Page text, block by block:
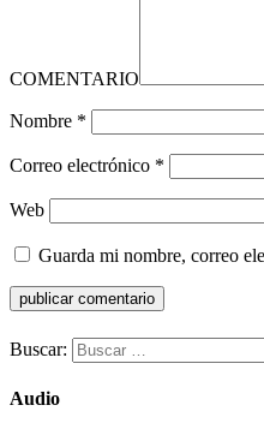
COMENTARIO
Nombre *
Correo electrónico *
Web
Guarda mi nombre, correo
Buscar:
Audio